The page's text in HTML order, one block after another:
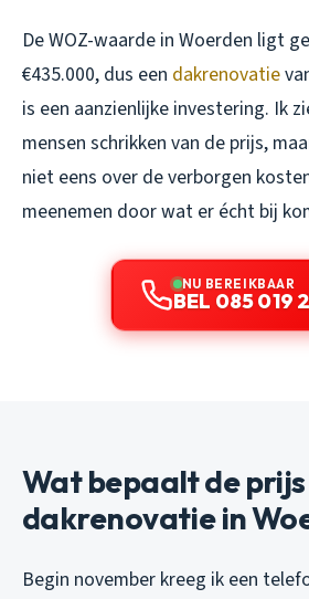
De WOZ-waarde in Woerden ligt
€435.000, dus een dakrenovatie
is een aanzienlijke investering. Ik
mensen schrikken van de prijs,
niet eens over de verborgen
meenemen door wat er écht bij
NU BEREIKBAAR
BEL 085 019
Wat bepaalt de
dakrenovatie in
Begin november kreeg ik een